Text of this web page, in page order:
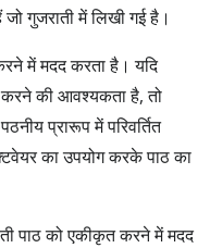
गुजराती में लिखी गई है।
में मदद करता है। यदि
करने की आवश्यकता है, तो
प्रारूप में परिवर्तित
का उपयोग करके पाठ का
पाठ को एकीकृत करने में मदद